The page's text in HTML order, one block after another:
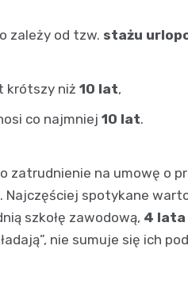
zależy od tzw. stażu
krótszy niż 10 lat,
co najmniej 10 lat.
zatrudnienie na umowę o
Najczęściej spotykane
szkołę zawodową, 4 lata
nie sumuje się ich